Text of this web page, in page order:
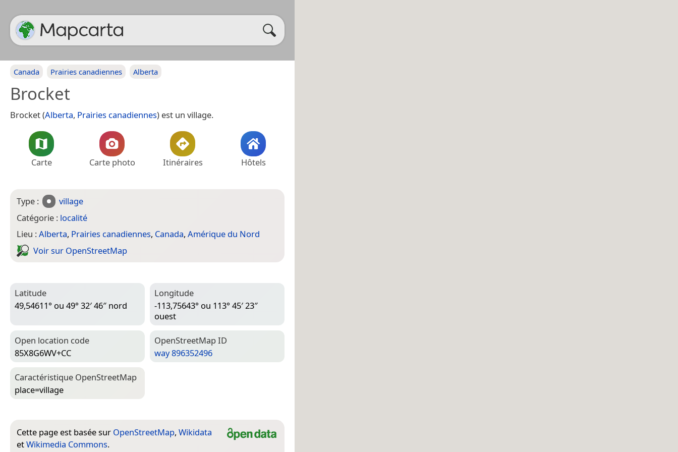
Canada Prairies canadiennes Alberta
Brocket
Brocket (Alberta, Prairies canadiennes) est un village.
Carte Carte photo Itinéraires Hôtels
Type :
village
Catégorie : localité
Lieu :Alberta, Prairies canadiennes, Canada, Amérique du Nord
Voir sur Open­Street­Map
Latitude
49,54611° ou 49° 32′ 46″ nord
Longitude
-113,75643° ou 113° 45′ 23″
ouest
Open location code
85X8G6WV+CC
Open­Street­Map ID
way 896352496
Caractéristique Open­Street­Map
place=­village
Cette page est basée sur OpenStreetMap, Wikidata
etWikimedia Commons.